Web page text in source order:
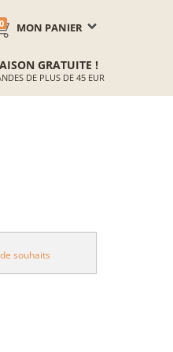
MON PANIER
0
GRATUITE !
DE PLUS DE 45 EUR
souhaits